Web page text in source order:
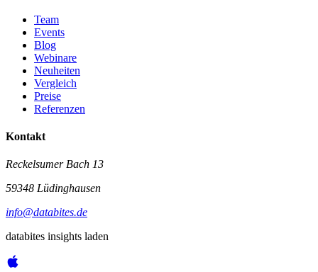
Team
Events
Blog
Webinare
Neuheiten
Vergleich
Preise
Referenzen
Kontakt
Reckelsumer Bach 13
59348 Lüdinghausen
info@databites.de
databites insights laden